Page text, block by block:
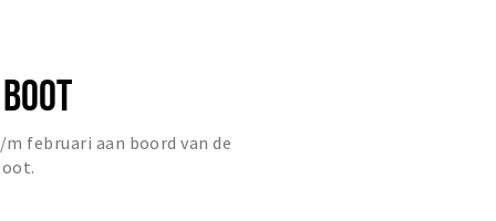
februari aan boord van de